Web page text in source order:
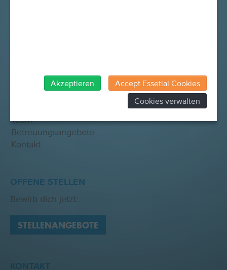
Team
Betreuungsangebote
Kontakt
OFFENE STELLEN
Bewirb dich jetzt:
STELLENANGEBOTE
KONTAKT
Akzeptieren
Accept Essetial Cookies
Cookies verwalten